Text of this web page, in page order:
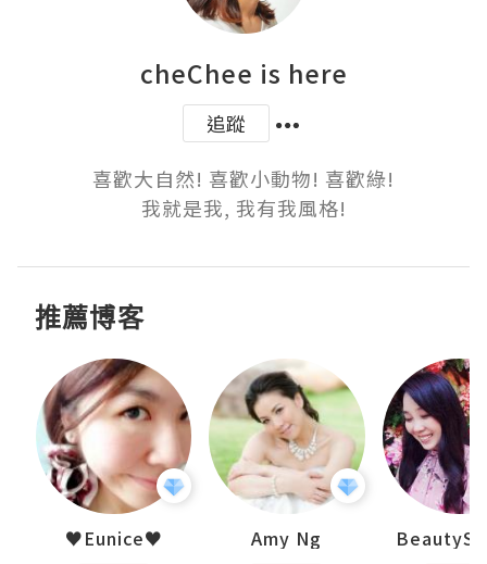
cheChee is here
追蹤
喜歡大自然! 喜歡小動物! 喜歡綠!
我就是我, 我有我風格!
推薦博客
♥Eunice♥ Amy Ng